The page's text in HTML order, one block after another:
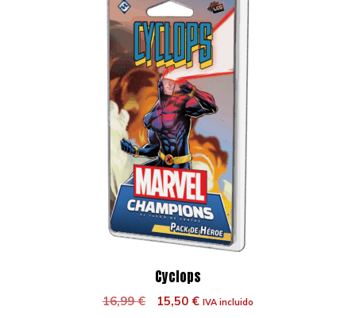
Cyclops
16,99€
El
15,50 €ElIVA incluido